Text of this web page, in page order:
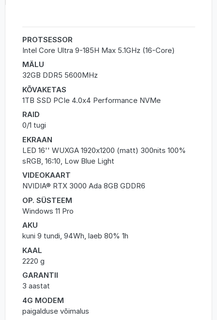
PROTSESSOR
Intel Core Ultra 9-185H Max 5.1GHz (16-Core)
MÄLU
32GB DDR5 5600MHz
KÕVAKETAS
1TB SSD PCIe 4.0x4 Performance NVMe
RAID
0/1 tugi
EKRAAN
LED 16'' WUXGA 1920x1200 (matt) 300nits 100%
sRGB, 16:10, Low Blue Light
VIDEOKAART
NVIDIA® RTX 3000 Ada 8GB GDDR6
OP. SÜSTEEM
Windows 11 Pro
AKU
kuni 9 tundi, 94Wh, laeb 80% 1h
KAAL
2220 g
GARANTII
3 aastat
4G MODEM
paigalduse võimalus